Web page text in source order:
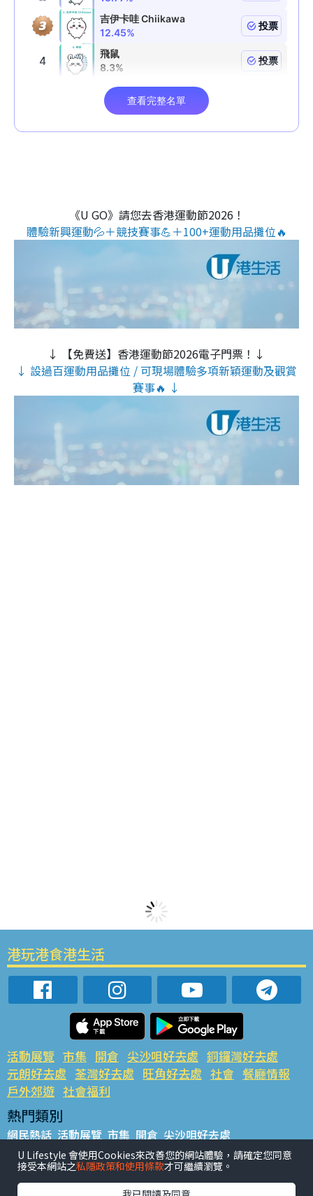
《U GO》請您去香港運動節2026！
體驗新興運動💦＋競技賽事💪＋100+運動用品攤位🔥
↓ 【免費送】香港運動節2026電子門票！↓
↓ 設過百運動用品攤位 / 可現場體驗多項新穎運動及觀賞
賽事🔥 ↓
港玩港食港生活
活動展覽 市集 開倉 尖沙咀好去處 銅鑼灣好去處
元朗好去處 荃灣好去處 旺角好去處 社會 餐廳情報
戶外郊遊 社會福利
熱門類別
網民熱話 活動展覽 市集 開倉 尖沙咀好去處
銅鑼灣好去處 元朗好去處 荃灣好去處 旺角好去處 社會
餐廳情報 戶外郊遊
U Lifestyle 會使用Cookies來改善您的網站體驗，請確定您同意
接受本網站之私隱政策和使用條款才可繼續瀏覽。